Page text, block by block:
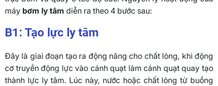
máy bơm ly tâm diễn ra theo 4 bước sau:
B1: Tạo lực ly tâm
Đây là giai đoạn tạo ra động năng cho chất lỏng, khi động
cơ truyền động lực vào cánh quạt làm cánh quạt quay tạo
thành lực ly tâm. Lúc này, nước hoặc chất lỏng từ buồng